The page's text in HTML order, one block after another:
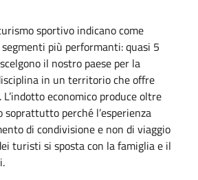
sportivo indicano come
più performanti: quasi 5
il nostro paese per la
in un territorio che offre
economico produce oltre
perché l’esperienza
di condivisione e non di viaggio
turisti si sposta con la famiglia e il